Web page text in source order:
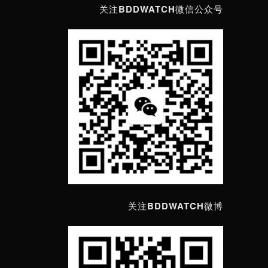
关注BDDWATCH微信公众号
关注BDDWATCH微博